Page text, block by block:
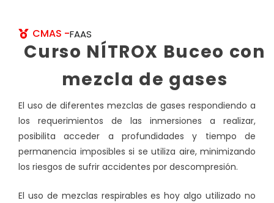
CMAS -FAAS
Curso NÍTROX Buceo con
mezcla de gases
El uso de diferentes mezclas de gases respondiendo a
los requerimientos de las inmersiones a realizar,
posibilita acceder a profundidades y tiempo de
permanencia imposibles si se utiliza aire, minimizando
los riesgos de sufrir accidentes por descompresión.
El uso de mezclas respirables es hoy algo utilizado no